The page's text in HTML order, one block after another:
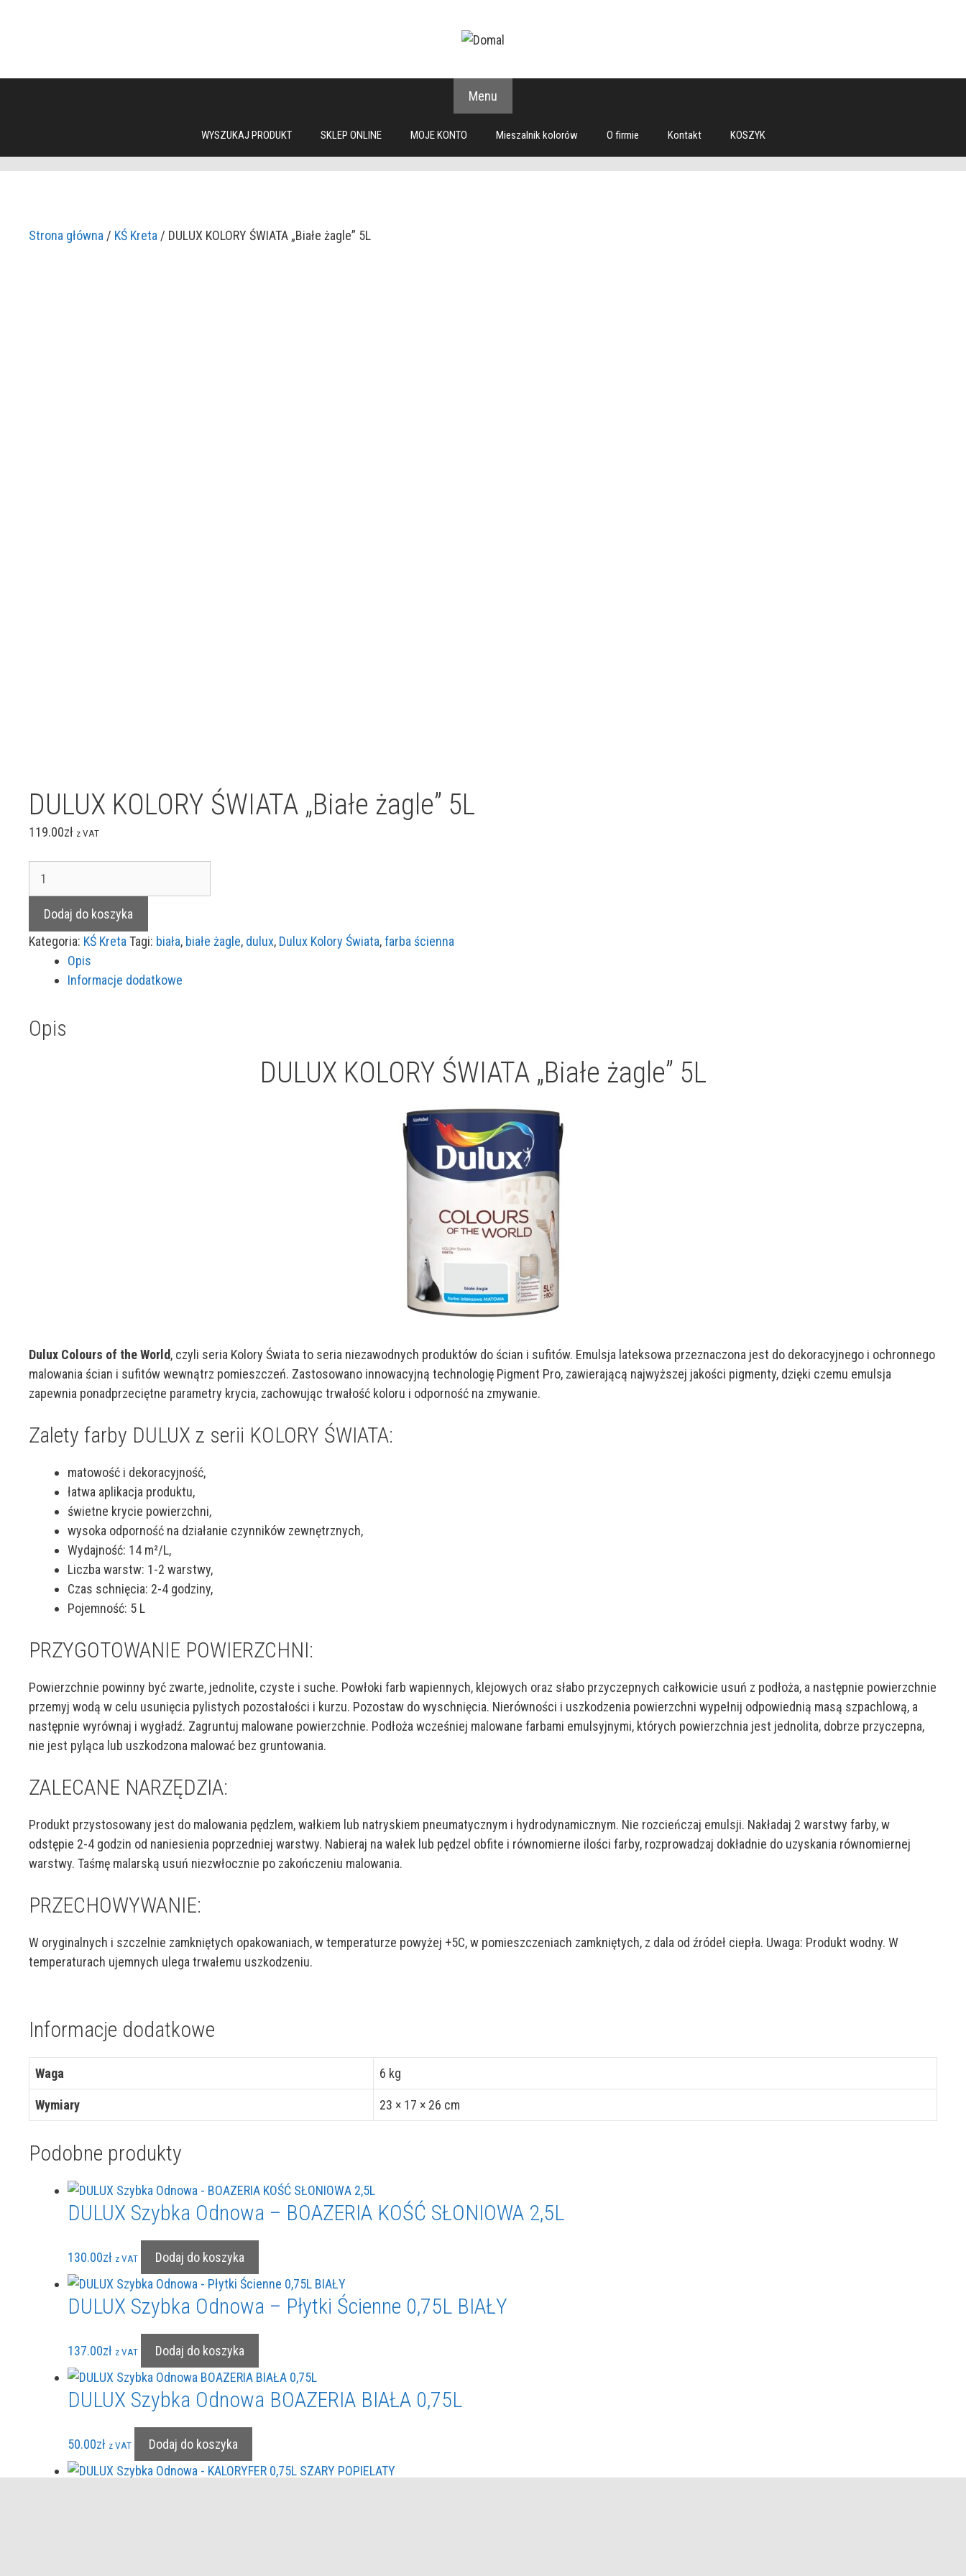
Menu
WYSZUKAJ PRODUKT SKLEP ONLINE MOJE KONTO Mieszalnik kolorów O firmie Kontakt KOSZYK
Strona główna / KŚ Kreta / DULUX KOLORY ŚWIATA „Białe żagle” 5L
DULUX KOLORY ŚWIATA „Białe żagle” 5L
119.00zł z VAT
KOLORY
ŚWIATA
"Białe
żagle"
Dodaj do koszyka
Kategoria: KŚ Kreta Tagi: biała, białe żagle, dulux, Dulux Kolory Świata,farba ścienna
Opis
Informacje dodatkowe
Opis
DULUX KOLORY ŚWIATA „Białe żagle” 5L
Dulux Colours of the World, czyli seria Kolory Świata to seria niezawodnych produktów do ścian i sufitów. Emulsja lateksowa przeznaczona jest do dekoracyjnego i ochronnego
malowania ścian i sufitów wewnątrz pomieszczeń. Zastosowano innowacyjną technologię Pigment Pro, zawierającą najwyższej jakości pigmenty, dzięki czemu emulsja
zapewnia ponadprzeciętne parametry krycia, zachowując trwałość koloru i odporność na zmywanie.
Zalety farby DULUX z serii KOLORY ŚWIATA:
matowość i dekoracyjność,
łatwa aplikacja produktu,
świetne krycie powierzchni,
wysoka odporność na działanie czynników zewnętrznych,
Wydajność: 14 m²/L,
Liczba warstw: 1-2 warstwy,
Czas schnięcia: 2-4 godziny,
Pojemność: 5 L
PRZYGOTOWANIE POWIERZCHNI:
Powierzchnie powinny być zwarte, jednolite, czyste i suche. Powłoki farb wapiennych, klejowych oraz słabo przyczepnych całkowicie usuń z podłoża, a następnie powierzchnie
przemyj wodą w celu usunięcia pylistych pozostałości i kurzu. Pozostaw do wyschnięcia. Nierówności i uszkodzenia powierzchni wypełnij odpowiednią masą szpachlową, a
następnie wyrównaj i wygładź. Zagruntuj malowane powierzchnie. Podłoża wcześniej malowane farbami emulsyjnymi, których powierzchnia jest jednolita, dobrze przyczepna,
nie jest pyląca lub uszkodzona malować bez gruntowania.
ZALECANE NARZĘDZIA:
Produkt przystosowany jest do malowania pędzlem, wałkiem lub natryskiem pneumatycznym i hydrodynamicznym. Nie rozcieńczaj emulsji. Nakładaj 2 warstwy farby, w
odstępie 2-4 godzin od naniesienia poprzedniej warstwy. Nabieraj na wałek lub pędzel obfite i równomierne ilości farby, rozprowadzaj dokładnie do uzyskania równomiernej
warstwy. Taśmę malarską usuń niezwłocznie po zakończeniu malowania.
PRZECHOWYWANIE:
W oryginalnych i szczelnie zamkniętych opakowaniach, w temperaturze powyżej +5C, w pomieszczeniach zamkniętych, z dala od źródeł ciepła. Uwaga: Produkt wodny. W
temperaturach ujemnych ulega trwałemu uszkodzeniu.
Informacje dodatkowe
Waga 6 kg
Wymiary 23 × 17 × 26 cm
Podobne produkty
DULUX Szybka Odnowa – BOAZERIA KOŚĆ SŁONIOWA 2,5L
130.00zł z VAT Dodaj do koszyka
DULUX Szybka Odnowa – Płytki Ścienne 0,75L BIAŁY
137.00zł z VAT Dodaj do koszyka
DULUX Szybka Odnowa BOAZERIA BIAŁA 0,75L
50.00zł z VAT Dodaj do koszyka